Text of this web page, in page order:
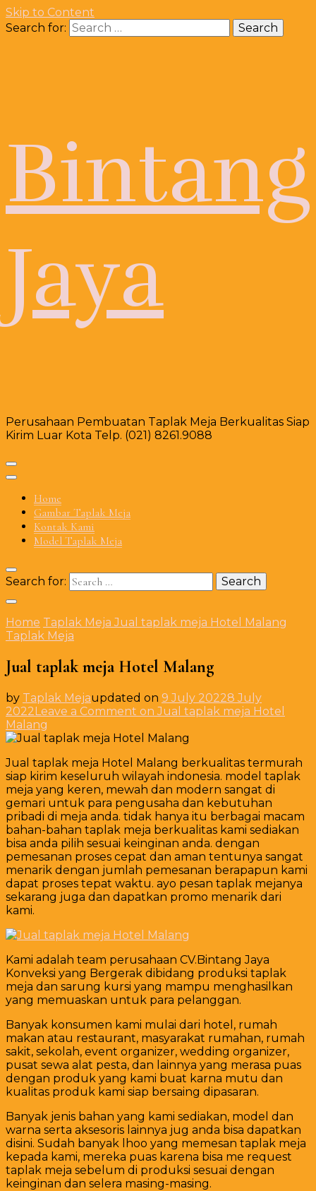
Skip to Content
Search for:
Bintang
Jaya
Perusahaan Pembuatan Taplak Meja Berkualitas Siap
Kirim Luar Kota Telp. (021) 8261.9088
Home
Gambar Taplak Meja
Kontak Kami
Model Taplak Meja
Search for:
Home Taplak MejaJual taplak meja Hotel Malang
Taplak Meja
Jual taplak meja Hotel Malang
by Taplak Mejaupdated on 9 July 20228 July
2022Leave a Comment on Jual taplak meja Hotel
Malang
Jual taplak meja Hotel Malang berkualitas termurah
siap kirim keseluruh wilayah indonesia. model taplak
meja yang keren, mewah dan modern sangat di
gemari untuk para pengusaha dan kebutuhan
pribadi di meja anda. tidak hanya itu berbagai macam
bahan-bahan taplak meja berkualitas kami sediakan
bisa anda pilih sesuai keinginan anda. dengan
pemesanan proses cepat dan aman tentunya sangat
menarik dengan jumlah pemesanan berapapun kami
dapat proses tepat waktu. ayo pesan taplak mejanya
sekarang juga dan dapatkan promo menarik dari
kami.
Kami adalah team perusahaan CV.Bintang Jaya
Konveksi yang Bergerak dibidang produksi taplak
meja dan sarung kursi yang mampu menghasilkan
yang memuaskan untuk para pelanggan.
Banyak konsumen kami mulai dari hotel, rumah
makan atau restaurant, masyarakat rumahan, rumah
sakit, sekolah, event organizer, wedding organizer,
pusat sewa alat pesta, dan lainnya yang merasa puas
dengan produk yang kami buat karna mutu dan
kualitas produk kami siap bersaing dipasaran.
Banyak jenis bahan yang kami sediakan, model dan
warna serta aksesoris lainnya jug anda bisa dapatkan
disini. Sudah banyak lhoo yang memesan taplak meja
kepada kami, mereka puas karena bisa me request
taplak meja sebelum di produksi sesuai dengan
keinginan dan selera masing-masing.